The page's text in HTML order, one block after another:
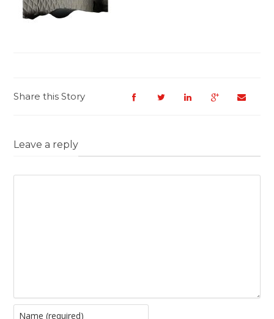
Share this Story
Leave a reply